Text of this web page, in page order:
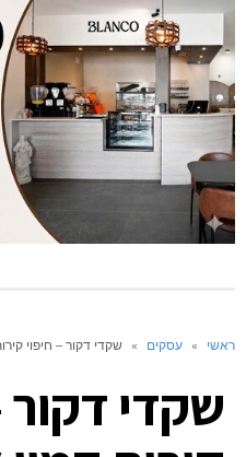
ראשי » עסקים » שקדי דקור – חיפוי
שקדי דקור